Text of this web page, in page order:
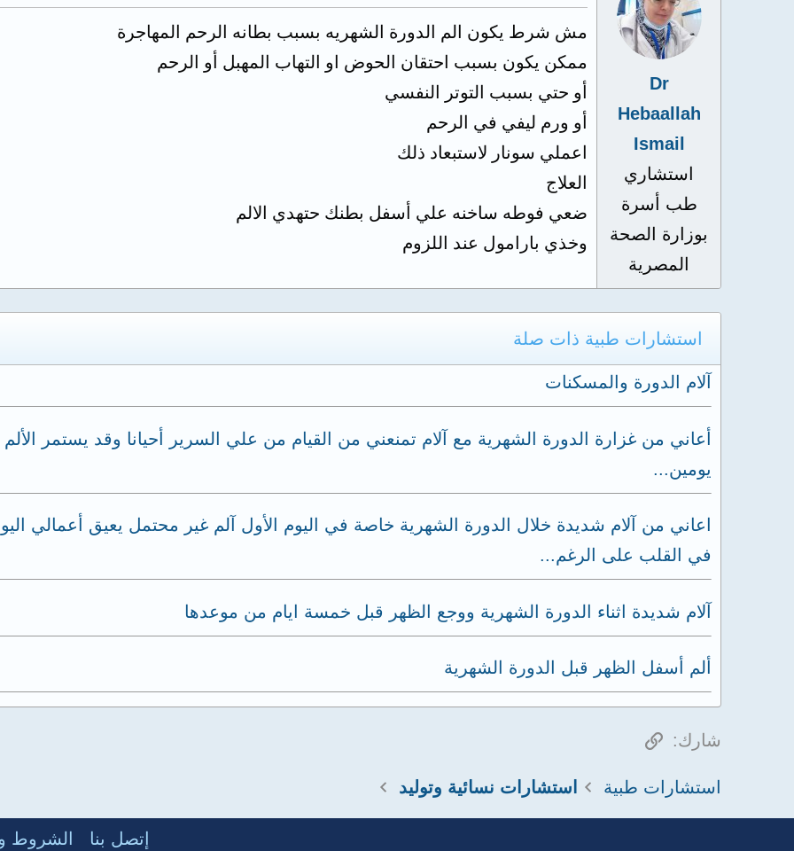
Dr
Hebaallah
Ismail
استشاري
طب أسرة
بوزارة الصحة
المصرية
مش شرط يكون الم الدورة الشهريه بسبب بطانه الرحم المهاجرة
ممكن يكون بسبب احتقان الحوض او التهاب المهبل أو الرحم
أو حتي بسبب التوتر النفسي
أو ورم ليفي في الرحم
اعملي سونار لاستبعاد ذلك
العلاج
ضعي فوطه ساخنه علي أسفل بطنك حتهدي الالم
وخذي بارامول عند اللزوم
استشارات طبية ذات صلة
آلام الدورة والمسكنات
أعاني من غزارة الدورة الشهرية مع آلام تمنعني من القيام من علي السرير أحيانا وقد يستمر الألم
يومين...
اعاني من آلام شديدة خلال الدورة الشهرية خاصة في اليوم الأول آلم غير محتمل يعيق أعمالي
في القلب على الرغم...
آلام شديدة اثناء الدورة الشهرية ووجع الظهر قبل خمسة ايام من موعدها
ألم أسفل الظهر قبل الدورة الشهرية
شارك: الرابط
استشارات طبية استشارات نسائية وتوليد
إتصل بنا الشروط